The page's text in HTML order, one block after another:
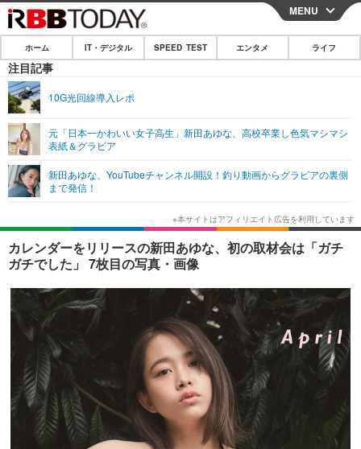
CLOSE
ホーム
IT・デジタル
ネタ
ショッピング その他
SPEED TEST
エンタメ
エンタメTOP
韓国・芸能
音楽 スポーツ
ショッピング その他
ライフ
ライフTOP グルメ
ペット ショッピング
その他
リリース一覧
プッシュ通知の停止方法
MENU
ホーム IT・デジタル SPEED TEST エンタメ ライフ
注目記事
10G光回線導入レポ
元「日本一かわいい女子高生」新田あゆな、高校卒業し色気マシマシ
表紙＆グラビア
新田あゆな、YouTubeチャンネル開設！釣り動画からグラビアの裏側
まで発信！
カレンダーをリリースの新田あゆな、初の取材会は「ガチ
ガチでした」 7枚目の写真・画像